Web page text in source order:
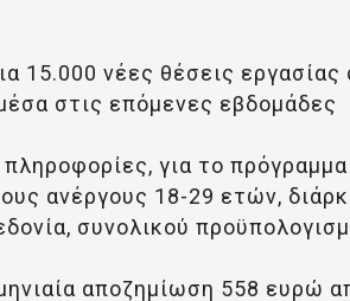
15.000 νέες θέσεις εργασίας
στις επόμενες εβδομάδες
για το
ανέργους 18-29 ετών,
συνολικού
αποζημίωση 558 ευρώ